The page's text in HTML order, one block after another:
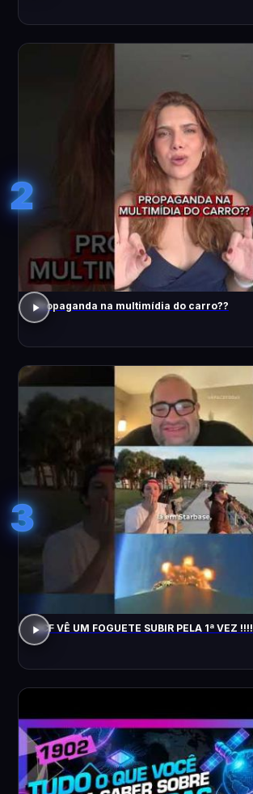
2
Propaganda na multimídia do carro??
3
ACF VÊ UM FOGUETE SUBIR PELA 1ª VEZ !!!!